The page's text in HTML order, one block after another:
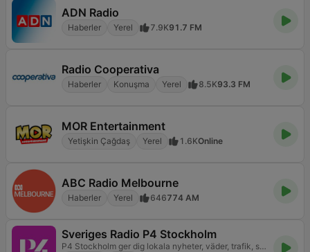
ADN Radio
Haberler Yerel 7.9K91.7 FM
Radio Cooperativa
Haberler Konuşma Yerel 8.5K93.3 FM
MOR Entertainment
Yetişkin Çağdaş Yerel 1.6KOnline
ABC Radio Melbourne
Haberler Yerel 646774 AM
Sveriges Radio P4 Stockholm
P4 Stockholm ger dig lokala nyheter, väder, trafik, sport och välkänd musik. Kanalen som utgår från alla stockholmares vardag.